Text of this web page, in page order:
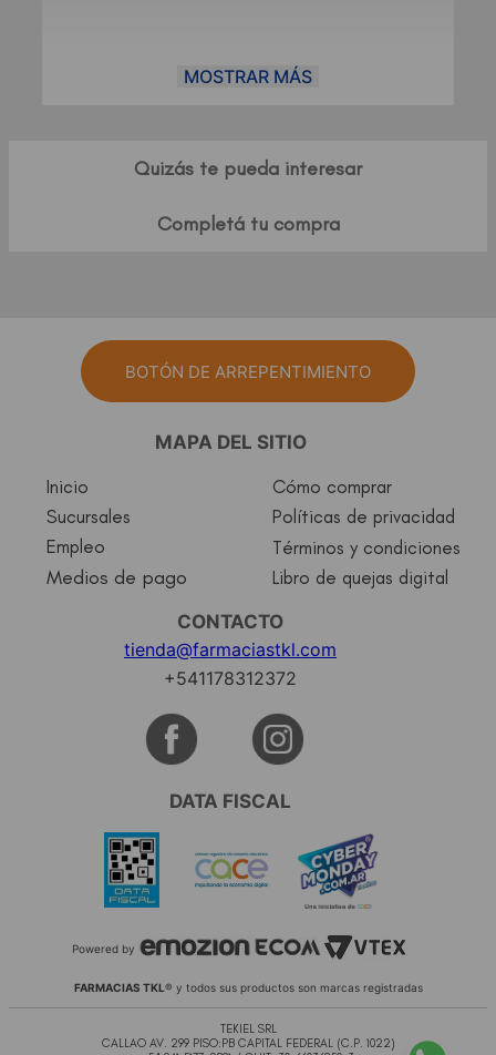
MOSTRAR MÁS
Quizás te pueda interesar
Completá tu compra
BOTÓN DE ARREPENTIMIENTO
MAPA DEL SITIO
Inicio
Sucursales
Empleo
Medios de pago
Cómo comprar
Políticas de privacidad
Términos y condiciones
Libro de quejas digital
CONTACTO
tienda@farmaciastkl.com
+541178312372
DATA FISCAL
Powered by
FARMACIAS TKL® y todos sus productos son marcas registradas
TEKIEL SRL
CALLAO AV. 299 PISO:PB CAPITAL FEDERAL (C.P. 1022)